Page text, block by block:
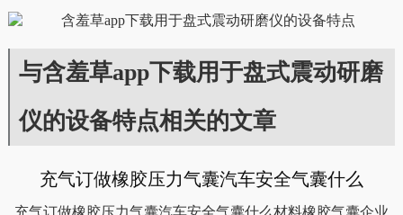
与含羞草app下载用于盘式震动研磨
仪的设备特点相关的文章
充气订做橡胶压力气囊汽车安全气囊什么
充气订做橡胶压力气囊汽车安全气囊什么材料橡胶气囊企业